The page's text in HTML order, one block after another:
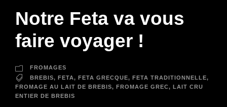
Notre Feta va vous
faire voyager !
FROMAGES
BREBIS, FETA, FETA GRECQUE, FETA TRADITIONNELLE,
FROMAGE AU LAIT DE BREBIS, FROMAGE GREC, LAIT CRU
ENTIER DE BREBIS